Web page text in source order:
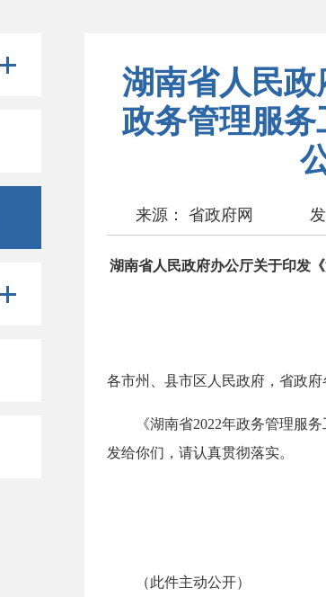
湖南省人民政
政务管理服务
来源： 省政府网
湖南省人民政府办公厅关于印发
各市州、县市区人民政府，省政府
《湖南省2022年政务管理服务
发给你们，请认真贯彻落实。
（此件主动公开）